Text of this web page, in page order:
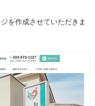
を作成させていただきま